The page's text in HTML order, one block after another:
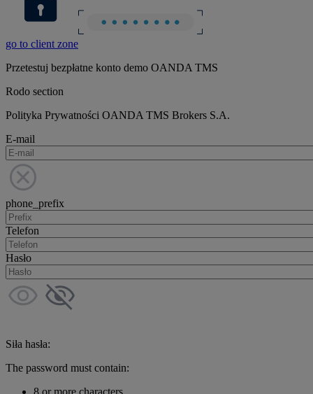
go to client zone
Przetestuj bezpłatne konto demo OANDA TMS
Rodo section
Polityka Prywatności OANDA TMS Brokers S.A.
E-mail
phone_prefix
Telefon
Hasło
Siła hasła:
The password must contain:
8 or more characters